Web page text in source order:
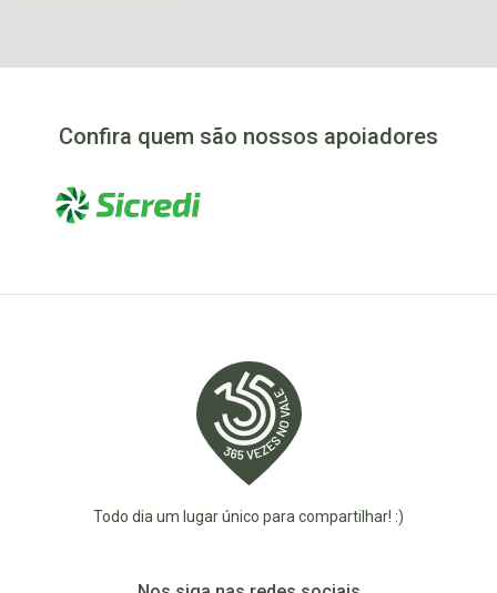
Confira quem são nossos apoiadores
Todo dia um lugar único para compartilhar! :)